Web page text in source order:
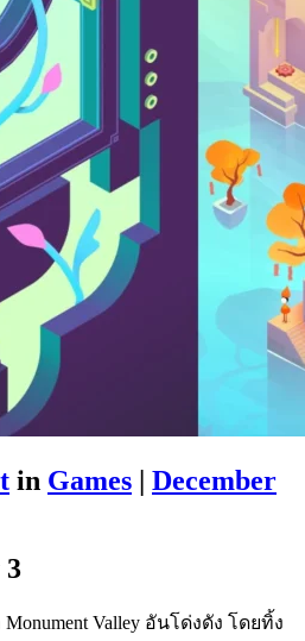
in Games | December
3
Valley อันโด่งดัง โดยทิ้ง